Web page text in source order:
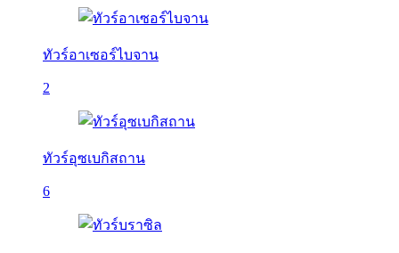
ทัวร์อาเซอร์ไบจาน
2
ทัวร์อุซเบกิสถาน
6